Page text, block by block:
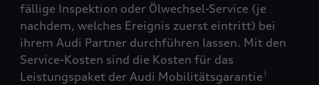
fällige Inspektion oder Ölwechsel-Service (je
nachdem, welches Ereignis zuerst eintritt) bei
ihrem Audi Partner durchführen lassen. Mit den
Service-Kosten sind die Kosten für das
Leistungspaket der Audi Mobilitätsgarantie1